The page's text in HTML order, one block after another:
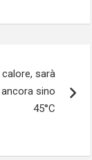
sarà
sino
45°C